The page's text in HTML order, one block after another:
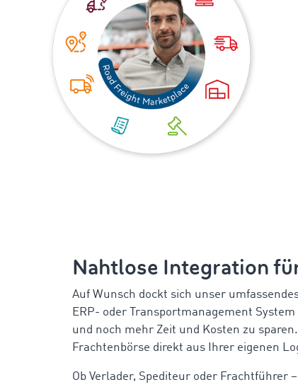
Nahtlose Integration
Auf Wunsch dockt sich unser
ERP- oder Transportmanagement
und noch mehr Zeit und Kosten zu
Frachtenbörse direkt aus Ihrer eigenen
Ob Verlader, Spediteur oder Frachtführer